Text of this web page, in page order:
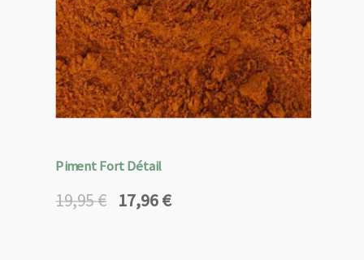
Piment Fort Détail
19,95€
Le
17,96€
Le